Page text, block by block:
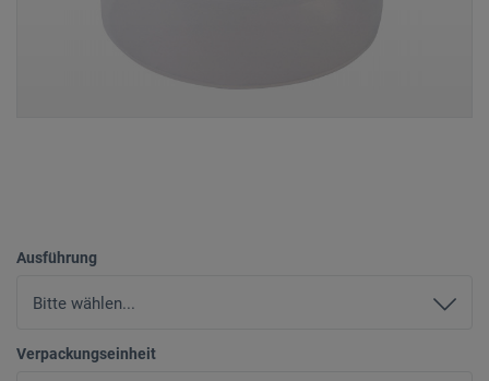
Ausführung
Verpackungseinheit